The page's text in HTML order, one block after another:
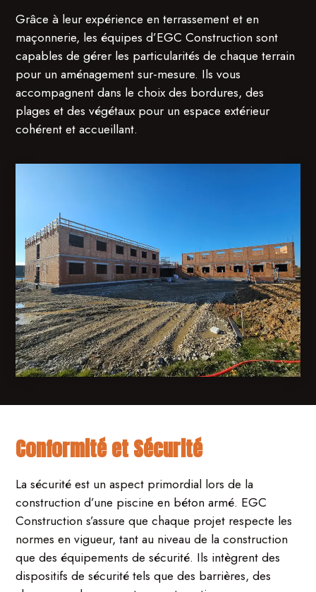
Grâce à leur expérience en terrassement et en
maçonnerie, les équipes d’EGC Construction sont
capables de gérer les particularités de chaque terrain
pour un aménagement sur-mesure. Ils vous
accompagnent dans le choix des bordures, des
plages et des végétaux pour un espace extérieur
cohérent et accueillant.
Conformité et Sécurité
La sécurité est un aspect primordial lors de la
construction d’une piscine en béton armé. EGC
Construction s’assure que chaque projet respecte les
normes en vigueur, tant au niveau de la construction
que des équipements de sécurité. Ils intègrent des
dispositifs de sécurité tels que des barrières, des